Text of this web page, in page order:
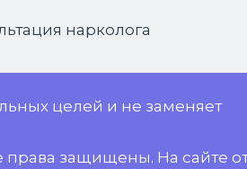
нарколога
целей и не заменяет
защищены. На сайте